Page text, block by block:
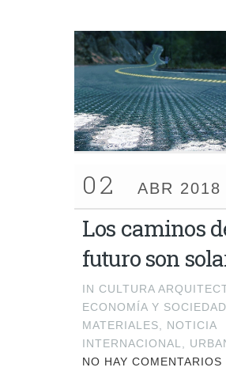
02 ABR 2018
Los caminos
futuro son
IN CULTURA
ECONOMÍA Y SOCIEDAD
MATERIALES, NOTICIA
INTERNACIONAL,
NO HAY COMENTARIOS